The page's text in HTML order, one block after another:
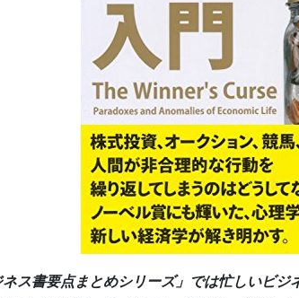
ス書要点まとめシリーズ」では忙しいビジ